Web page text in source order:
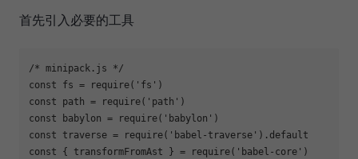
首先引入必要的工具
/* minipack.js */
const fs = require( 'fs' )
const path = require( 'path' )
const babylon = require( 'babylon' )
const traverse = require( 'babel-traverse' ).default
const { transformFromAst } = require( 'babel-core'